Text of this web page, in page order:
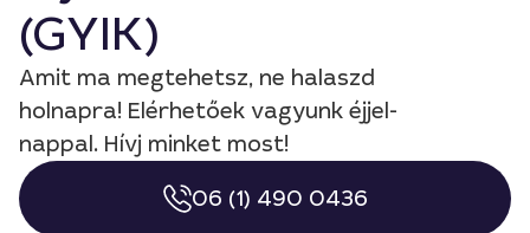
(GYIK)
Amit ma megtehetsz, ne halaszd
holnapra! Elérhetőek vagyunk éjjel-
nappal. Hívj minket most!
06 (1) 490 0436